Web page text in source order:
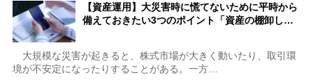
【資産運用】大災害時に慌てないために平時から
備えておきたい3つのポイント「資産の棚卸し…
大規模な災害が起きると、株式市場が大きく動いたり、取引環
境が不安定になったりすることがある。一方…